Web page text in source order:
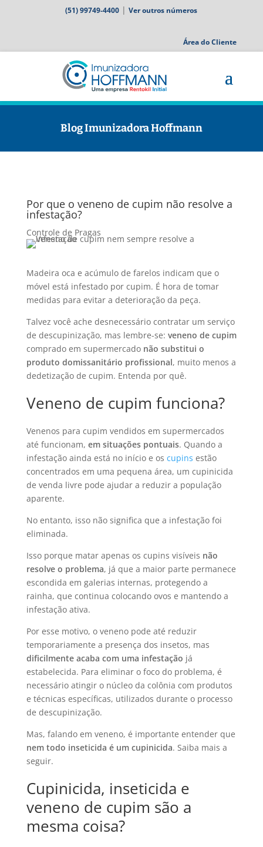
(51) 99749-4400 |Ver outros números
Área do Cliente
Blog Imunizadora Hoffmann
Por que o veneno de cupim não resolve a
infestação?
Controle de Pragas
Madeira oca e acúmulo de farelos indicam que o
móvel está infestado por cupim. É hora de tomar
medidas para evitar a deterioração da peça.
Talvez você ache desnecessário contratar um serviço
de descupinização, mas lembre-se: veneno de cupim
comprado em supermercado não substitui o
produto domissanitário profissional, muito menos a
dedetização de cupim. Entenda por quê.
Veneno de cupim funciona?
Venenos para cupim vendidos em supermercados
até funcionam, em situações pontuais. Quando a
infestação ainda está no início e os cupins estão
concentrados em uma pequena área, um cupinicida
de venda livre pode ajudar a reduzir a população
aparente.
No entanto, isso não significa que a infestação foi
eliminada.
Isso porque matar apenas os cupins visíveis não
resolve o problema, já que a maior parte permanece
escondida em galerias internas, protegendo a
rainha, que continua colocando ovos e mantendo a
infestação ativa.
Por esse motivo, o veneno pode até reduzir
temporariamente a presença dos insetos, mas
dificilmente acaba com uma infestação já
estabelecida. Para eliminar o foco do problema, é
necessário atingir o núcleo da colônia com produtos
e técnicas específicas, utilizados durante o processo
de descupinização.
Mas, falando em veneno, é importante entender que
nem todo inseticida é um cupinicida. Saiba mais a
seguir.
Cupinicida, inseticida e
veneno de cupim são a
mesma coisa?